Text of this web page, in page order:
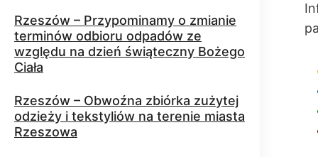
Rzeszów – Przypominamy o zmianie
terminów odbioru odpadów ze
względu na dzień świąteczny Bożego
Ciała
Rzeszów – Obwoźna zbiórka zużytej
odzieży i tekstyliów na terenie miasta
Rzeszowa